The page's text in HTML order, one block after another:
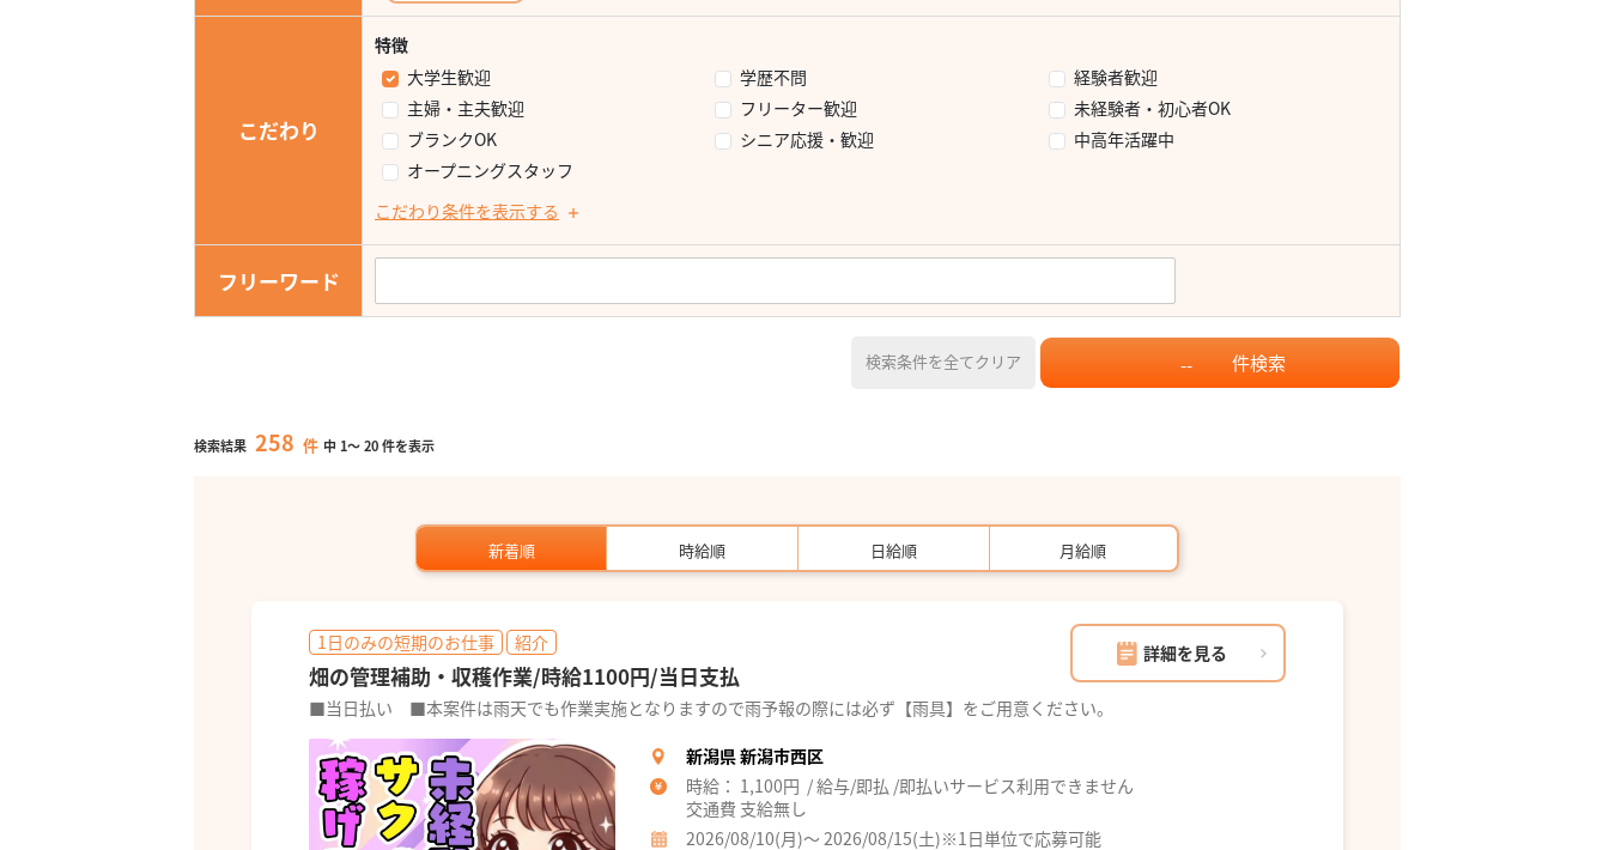
こだわり
特徴
大学生歓迎
学歴不問
経験者歓迎
主婦・主夫歓迎
フリーター歓迎
未経験者・初心者OK
ブランクOK
シニア応援・歓迎
中高年活躍中
オープニングスタッフ
こだわり条件を表示する
フリーワード
検索条件を全てクリア -- 件検索
検索結果 258 件 中 1～20件を表示
新着順 時給順 日給順 月給順
1日のみの短期のお仕事 紹介 詳細を見る
畑の管理補助・収穫作業/時給1100円/当日支払
■当日払い ■本案件は雨天でも作業実施となりますので雨予報の際には必ず【雨具】をご用意ください。
新潟県 新潟市西区
時給： 1,100円 / 給与/即払 /即払いサービス利用できません
交通費 支給無し
2026/08/10(月)～ 2026/08/15(土)※1日単位で応募可能